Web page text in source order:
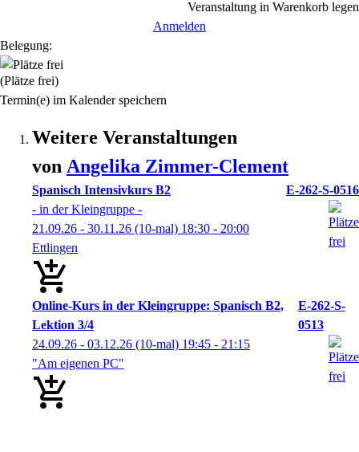
Veranstaltung in Warenkorb legen
Anmelden
Belegung:
(Plätze frei)
Termin(e) im Kalender speichern
Weitere Veranstaltungen
von Angelika Zimmer-Clement
Spanisch Intensivkurs B2
E-262-S-0516
- in der Kleingruppe -
21.09.26 - 30.11.26 (10-mal) 18:30 - 20:00
Ettlingen
Online-Kurs in der Kleingruppe: Spanisch B2,
Lektion 3/4
E-262-S-
0513
24.09.26 - 03.12.26 (10-mal) 19:45 - 21:15
"Am eigenen PC"